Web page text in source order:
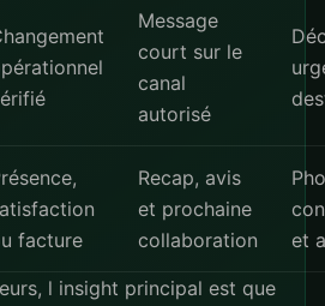
Message
court sur le
canal
autorisé
facture
Recap, avis
et prochaine
collaboration
et
l insight principal est que